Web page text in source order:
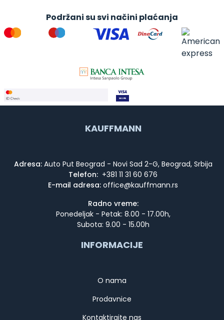
Podržani su svi načini plaćanja
KAUFFMANN
Adresa:Auto Put Beograd - Novi Sad 2-G, Beograd, Srbija
Telefon: +381 11 31 60 676
E-mail adresa:
Radno vreme:
Ponedeljak - Petak: 8.00 - 17.00h,
Subota: 9.00 - 15.00h
INFORMACIJE
O nama
Prodavnice
Kontaktirajte nas